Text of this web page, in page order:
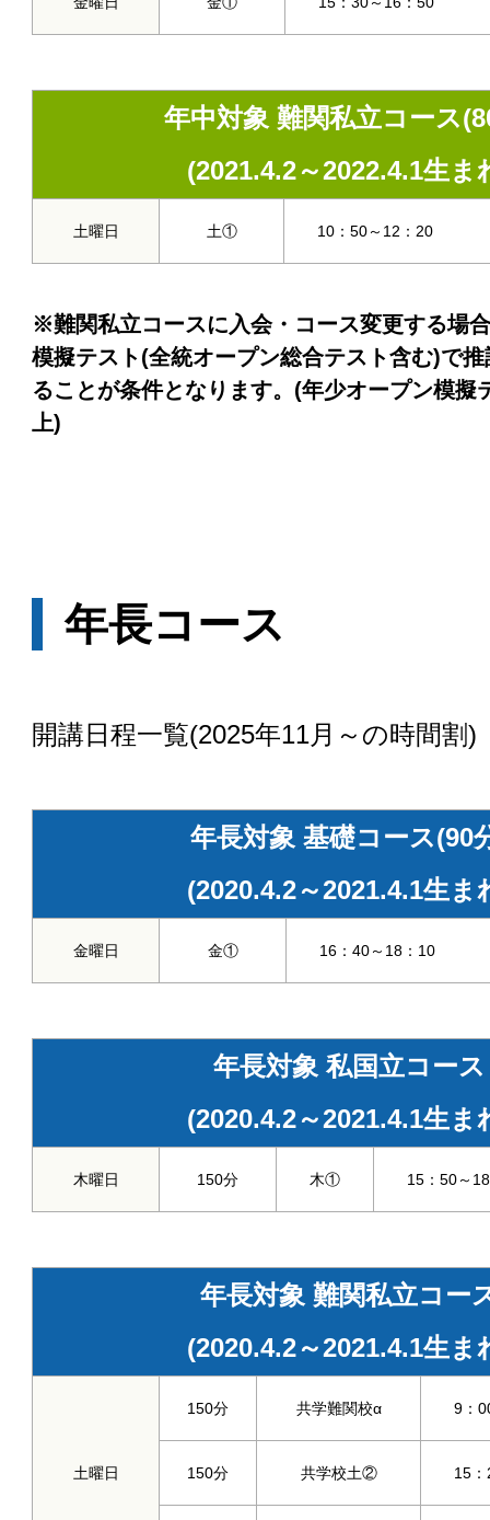
年中対象 難関私立コース
(2021.4.2～2022.4.1生ま
土曜日 土① 10：50～12：20
※難関私立コースに入会・コース変更する場
模擬テスト(全統オープン総合テスト含む)で
ることが条件となります。(年少オープン模擬
上)
年長コース
開講日程一覧(2025年11月～の時間割)
年長対象 基礎コース(90
(2020.4.2～2021.4.1生ま
金曜日 金① 16：40～18：10
年長対象 私国立コース
(2020.4.2～2021.4.1生ま
木曜日 150分 木① 15：50～
年長対象 難関私立コー
(2020.4.2～2021.4.1生ま
土曜日
150分 共学難関校α 9：
150分 共学校土② 15